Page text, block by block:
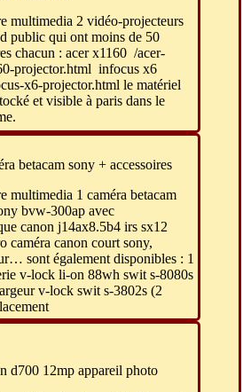
multimedia 2 vidéo-projecteurs
public qui ont moins de 50
chacun : acer x1160 /acer-
projector.html infocus x6
x6-projector.html le matériel
et visible à paris dans le
betacam sony + accessoires
multimedia 1 caméra betacam
bvw-300ap avec
canon j14ax8.5b4 irs sx12
caméra canon court sony,
sont également disponibles : 1
v-lock li-on 88wh swit s-8080s
v-lock swit s-3802s (2
d700 12mp appareil photo